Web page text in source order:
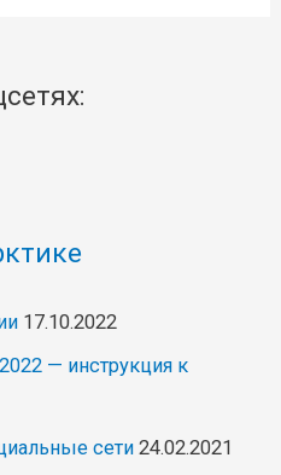
17.10.2022
— инструкция к
сети 24.02.2021